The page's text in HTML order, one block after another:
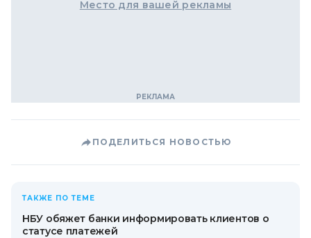
Место для вашей рекламы
ПОДЕЛИТЬСЯ НОВОСТЬЮ
ТАКЖЕ ПО ТЕМЕ
НБУ обяжет банки информировать клиентов о
статусе платежей